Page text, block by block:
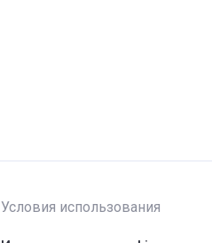
Условия использования